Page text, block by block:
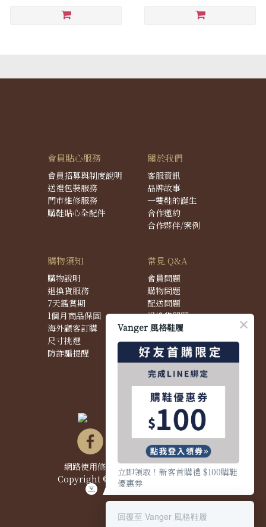
會員貼心服務
會員招募與制度說明
送禮包裝服務
門市維修服務
購鞋貼心全配件
關於我們
客服資訊
品牌故事
一雙鞋的誕生
合作邀約
合作夥伴/案例
購物須知
購物說明
退換貨服務
7天鑑賞期
1個月商品保固
海外顧客訂購
尺寸挑選
防詐騙提醒
常見 Q&A
會員問題
購物問題
配送問題
退換貨問題
商品問題
網路使用條款&政策|隱私權聲明|
Copyright © 2021 Vanger 風格鞋履
Vanger 風格鞋履
立即領取！新客首購禮 $100購鞋
優惠券
回覆至 Vanger 風格鞋履